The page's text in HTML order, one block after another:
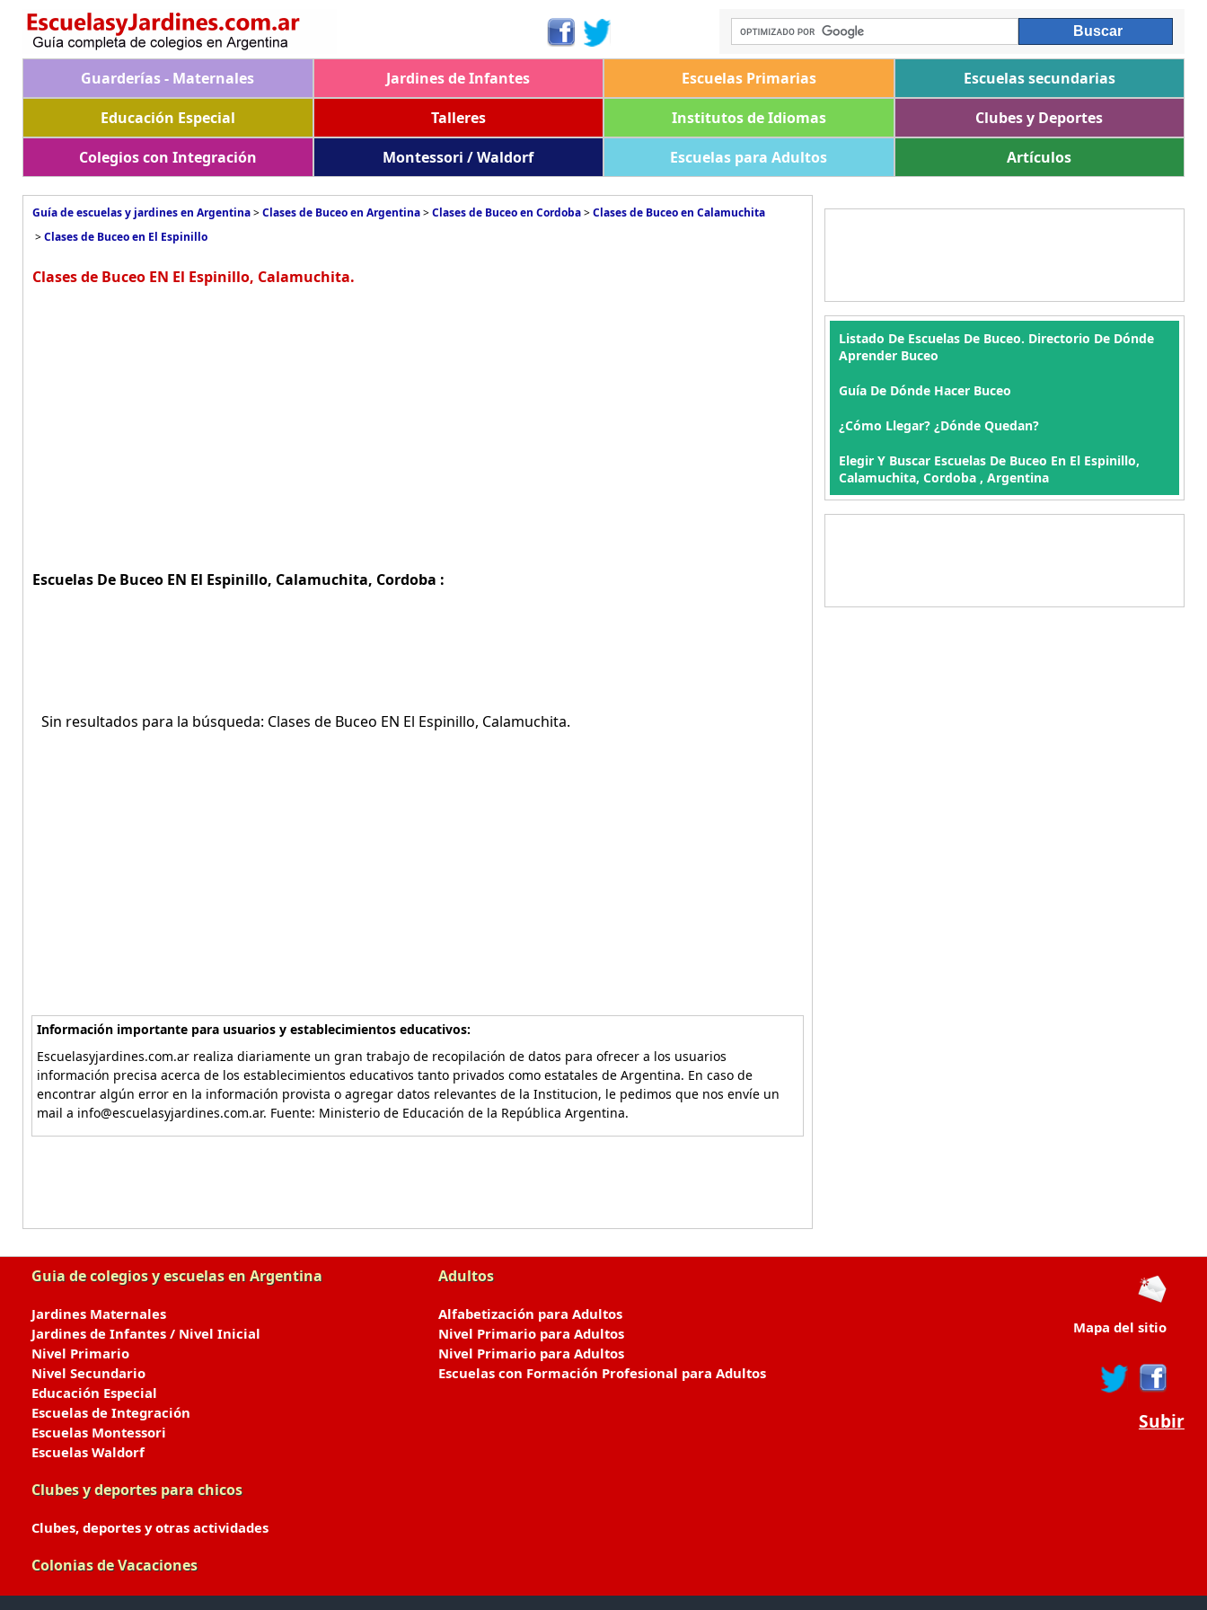
Guarderías - Maternales Jardines de Infantes Escuelas Primarias
Escuelas secundarias
Educación Especial
Talleres Institutos de Idiomas
Clubes y Deportes
Colegios con Integración
Montessori / Waldorf Escuelas para Adultos Artículos
Guía de escuelas y jardines en Argentina>Clases de Buceo en Argentina>Clases de Buceo en Cordoba>Clases de Buceo en Calamuchita
>Clases de Buceo en El Espinillo
Clases de Buceo EN El Espinillo, Calamuchita.
Escuelas De Buceo EN El Espinillo, Calamuchita, Cordoba :
Sin resultados para la búsqueda: Clases de Buceo EN El Espinillo, Calamuchita.
Información importante para usuarios y establecimientos educativos:
Escuelasyjardines.com.ar realiza diariamente un gran trabajo de recopilación de datos para ofrecer a los usuarios
información precisa acerca de los establecimientos educativos tanto privados como estatales de Argentina. En caso de
encontrar algún error en la información provista o agregar datos relevantes de la Institucion, le pedimos que nos envíe un
mail a info@escuelasyjardines.com.ar. Fuente: Ministerio de Educación de la República Argentina.
Listado De Escuelas De Buceo. Directorio De Dónde
Aprender Buceo
Guía De Dónde Hacer Buceo
¿Cómo Llegar? ¿Dónde Quedan?
Elegir Y Buscar Escuelas De Buceo En El Espinillo,
Calamuchita, Cordoba , Argentina
Guia de colegios y escuelas en Argentina
Jardines Maternales
Jardines de Infantes / Nivel Inicial
Nivel Primario
Nivel Secundario
Educación Especial
Escuelas de Integración
Escuelas Montessori
Escuelas Waldorf
Clubes y deportes para chicos
Clubes, deportes y otras actividades
Colonias de Vacaciones
Adultos
Alfabetización para Adultos
Nivel Primario para Adultos
Nivel Primario para Adultos
Escuelas con Formación Profesional para Adultos
Mapa del sitio
Subir